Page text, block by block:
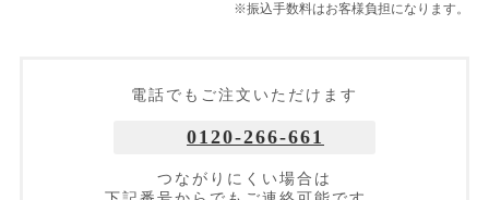
※振込手数料はお客様負担になります。
電話でもご注文いただけます
0120-266-661
つながりにくい場合は